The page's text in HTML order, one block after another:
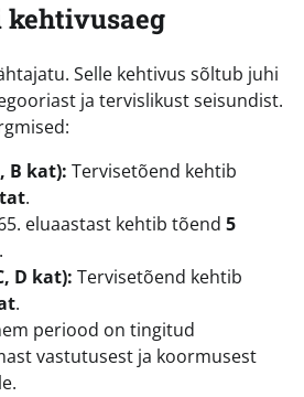
kehtivusaeg
Selle kehtivus sõltub juhi
ja tervislikust seisundist.
B kat): Tervisetõend kehtib
.
eluaastast kehtib tõend 5
.
D kat): Tervisetõend kehtib
.
periood on tingitud
vastutusest ja koormusest